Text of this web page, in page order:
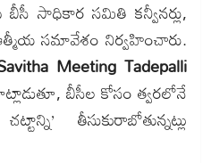
సాధికార సమితి కన్వీనర్లు,
సమావేశం నిర్వహించారు.
Meeting Tadepalli
బీసీల కోసం త్వరలోనే
తీసుకురాబోతున్నట్లు